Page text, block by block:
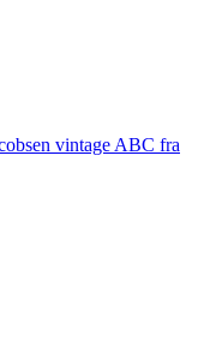
vintage ABC fra